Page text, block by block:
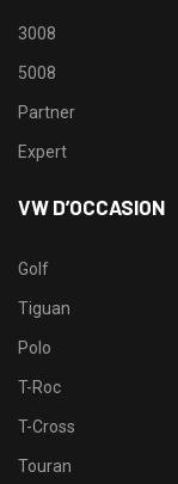
3008
5008
Partner
Expert
VW D’OCCASION
Golf
Tiguan
Polo
T-Roc
T-Cross
Touran